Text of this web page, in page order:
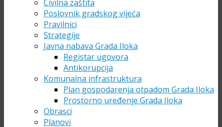
Civilna zaštita
Poslovnik gradskog vijeća
Pravilnici
Strategije
Javna nabava Grada Iloka
Registar ugovora
Antikorupcija
Komunalna infrastruktura
Plan gospodarenja otpadom Grada Iloka
Prostorno uređenje Grada Iloka
Obrasci
Planovi